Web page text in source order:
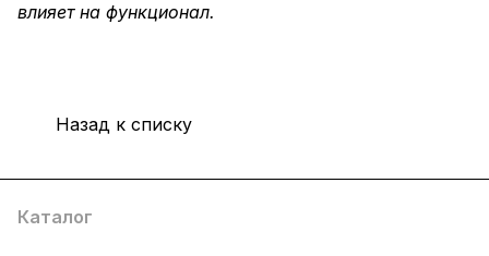
влияет на функционал.
Назад к списку
Каталог